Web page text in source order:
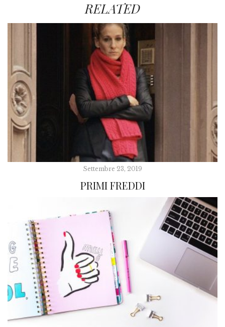
RELATED
Settembre 23, 2019
PRIMI FREDDI